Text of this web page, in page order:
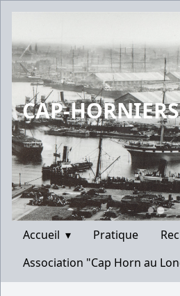
CAP-
Accueil ▾ Pratique
Association "Cap Horn au